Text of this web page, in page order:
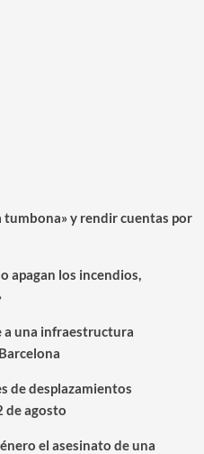
tumbona» y rendir cuentas por
apagan los incendios,
a una infraestructura
de desplazamientos
de agosto
el asesinato de una